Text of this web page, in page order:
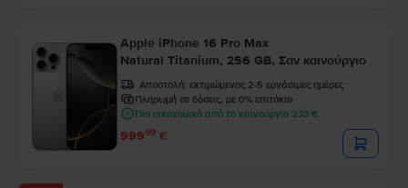
Apple iPhone 16 Pro Max
Natural Titanium, 256 GB, Σαν καινούργιο
Αποστολή: εκτιμώμενος 2-5 εργάσιμες ημέρες
Πληρωμή σε δόσεις, με 0% επιτόκιο
Πιο οικονομικό από το καινούργιο 233 €
99999 €